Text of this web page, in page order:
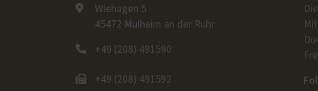
Wiehagen 5
45472 Mülheim an der Ruhr
+49 (208) 491590
+49 (208) 491592